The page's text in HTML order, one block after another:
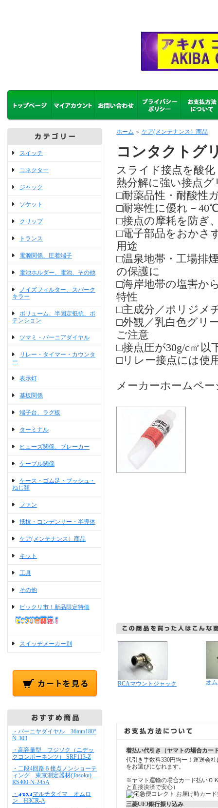
スイッチ
コネクター
ジャック
ソケット
クリップ
トランス
電源関係、圧着端子
電池ホルダー、電池、その他
ノイズフィルター、スパーク
キラー
ボリューム、半固定抵抗、ポ
テンション
ツマミ・バーニアダイヤル
リレー・タイマー・カウンタ
ー
表示灯
基板関係
端子台、ラグ板
ターミナル
ヒューズ関係、ブレーカー
ケーブル関係
ケース・ゴム足・ブッシュ・
ねじ類
ファン
抵抗・コンデンサー・半導体
ケア(メンテナンス）商品
キット
工具
その他
ビックリ市！新品限定特価
スイッチメーカー別
・バーニヤダイヤル 36mm180°
N-303
・高容量型 フジソク（ニデッ
クコンポーネンツ） SRF113-Z
・二段4回路５接点ノンショーテ
ィング 東京測定器材(Tosoku)
RS400-N-245A
・
マルチタイマ オムロ
ン H3CR-A
ホーム ＞ ケア(メンテナンス）商品
コンタクトグ
スライド接点を酸
熱分解に強い接点グ
□耐薬品性・耐酸性
□耐寒性に優れ－
□接点の摩耗を防ぎ
□電子部品をおかさ
用途
□温泉地帯・工場排
の保護に
□海岸地帯の塩害か
特性
□主成分／ポリジメ
□外観／乳白色グリ
ご注意
□接点圧が30g/c㎡
□リレー接点には使
メーカーホームペ
RCAマウントジャック オ
着払い代引き（ヤマトの場合カー
代引き手数料330円均一！運送会
をお選びになれます。
※ヤマト運輸の場合カード払いＯ
と直接決済で安心）
三菱UFJ銀行振り込み